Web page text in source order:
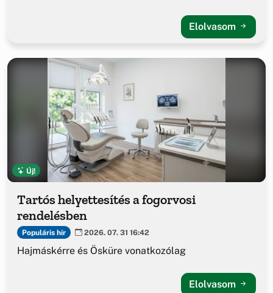
Elolvasom
Új!
Tartós helyettesítés a fogorvosi
rendelésben
Populáris hír 2026. 07. 31 16:42
Hajmáskérre és Ösküre vonatkozólag
Elolvasom